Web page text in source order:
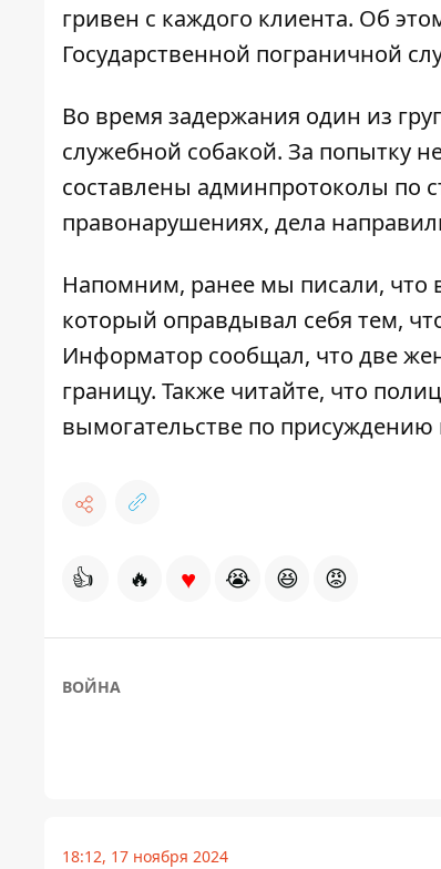
гривен с каждого клиента. Об
Государственной пограничной
Во время задержания один из
служебной собакой. За попытку
составлены админпротоколы по
правонарушениях, дела
Напомним, ранее мы писали, что
который оправдывал себя тем,
Информатор сообщал, что две
границу. Также читайте, что
вымогательстве по
👍 🔥 ♥ 😭 😆 😡
ВОЙНА
18:12, 17 ноября 2024